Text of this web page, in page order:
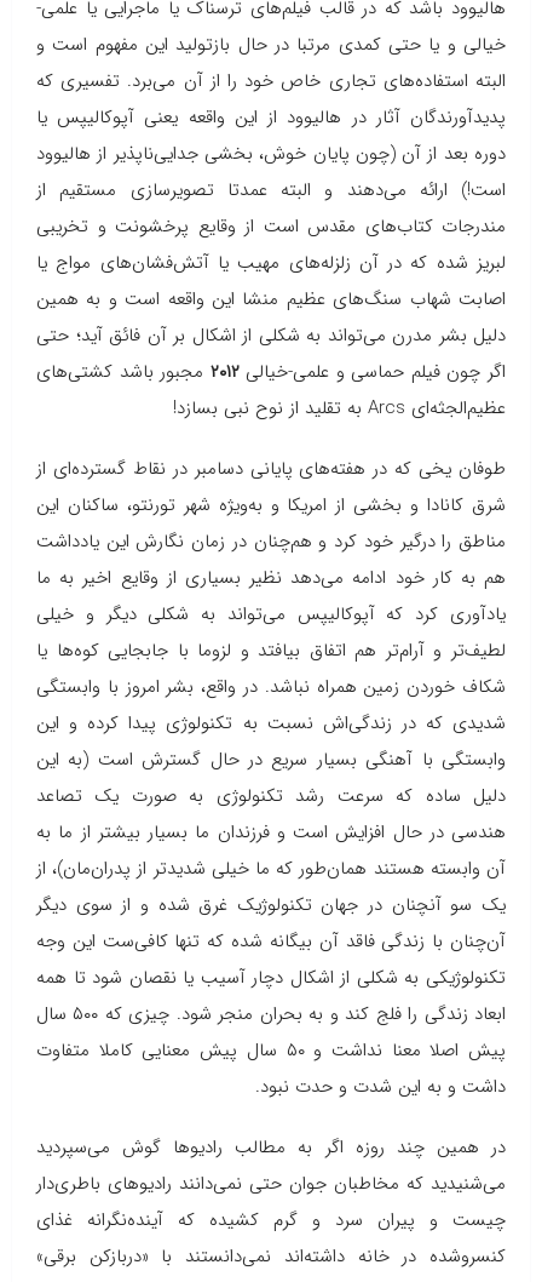
هالیوود باشد که در قالب فیلم‌های ترسناک یا ماجرایی یا علمی-
خیالی و یا حتی کمدی مرتبا در حال بازتولید این مفهوم است و
البته استفاده‌های تجاری خاص خود را از آن می‌برد. تفسیری که
پدیدآورندگان آثار در هالیوود از این واقعه یعنی آپوکالیپس یا
دوره بعد از آن (چون پایان خوش، بخشی جدایی‌ناپذیر از هالیوود
است!) ارائه می‌دهند و البته عمدتا تصویرسازی مستقیم از
مندرجات کتاب‌های مقدس است از وقایع پرخشونت و تخریبی
لبریز شده که در آن زلزله‌های مهیب یا آتش‌فشان‌های مواج یا
اصابت شهاب سنگ‌های عظیم منشا این واقعه است و به همین
دلیل بشر مدرن می‌تواند به شکلی از اشکال بر آن فائق آید؛ حتی
اگر چون فیلم حماسی و علمی-خیالی۲۰۱۲ مجبور باشد کشتی‌های
عظیم‌الجثه‌ای Arcs به تقلید از نوح نبی بسازد!
طوفان یخی که در هفته‌های پایانی دسامبر در نقاط گسترده‌ای از
شرق کانادا و بخشی از امریکا و به‌ویژه شهر تورنتو، ساکنان این
مناطق را درگیر خود کرد و هم‌چنان در زمان نگارش این یادداشت
هم به کار خود ادامه می‌دهد نظیر بسیاری از وقایع اخیر به ما
یادآوری کرد که آپوکالیپس می‌تواند به شکلی دیگر و خیلی
لطیف‌تر و آرام‌تر هم اتفاق بیافتد و لزوما با جابجایی کوه‌ها یا
شکاف خوردن زمین همراه نباشد. در واقع، بشر امروز با وابستگی
شدیدی که در زندگی‌اش نسبت به تکنولوژی پیدا کرده و این
وابستگی با آهنگی بسیار سریع در حال گسترش است (به این
دلیل ساده که سرعت رشد تکنولوژی به صورت یک تصاعد
هندسی در حال افزایش است و فرزندان ما بسیار بیشتر از ما به
آن وابسته هستند همان‌طور که ما خیلی شدیدتر از پدران‌مان)، از
یک سو آنچنان در جهان تکنولوژیک غرق شده و از سوی دیگر
آن‌چنان با زندگی فاقد آن بیگانه شده که تنها کافی‌ست این وجه
تکنولوژیکی به شکلی از اشکال دچار آسیب یا نقصان شود تا همه
ابعاد زندگی را فلج کند و به بحران منجر شود. چیزی که ۵۰۰ سال
پیش اصلا معنا نداشت و ۵۰ سال پیش معنایی کاملا متفاوت
داشت و به این شدت و حدت نبود.
در همین چند روزه اگر به مطالب رادیوها گوش می‌سپردید
می‌شنیدید که مخاطبان جوان حتی نمی‌دانند رادیوهای باطری‌دار
چیست و پیران سرد و گرم کشیده که آینده‌نگرانه غذای
کنسروشده در خانه داشته‌اند نمی‌دانستند با «دربازکن برقی»